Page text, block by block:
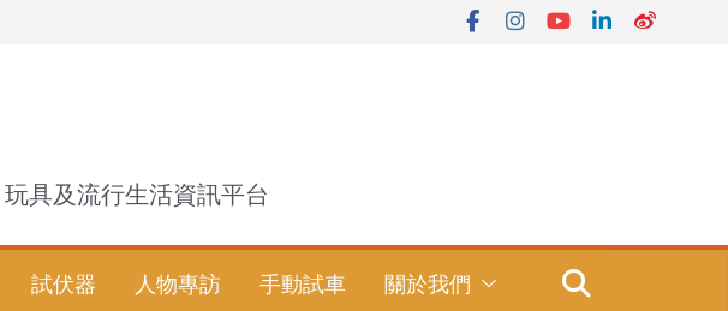
具及流行生活資訊平台
試伏器 人物專訪 手動試車 關於我們